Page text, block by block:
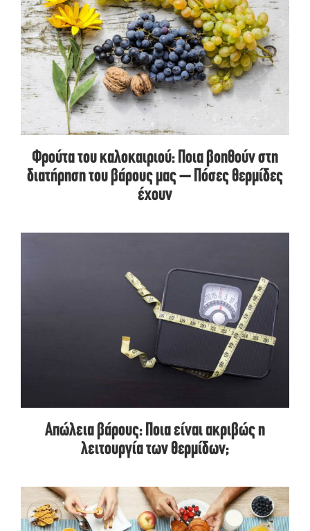
Φρούτα του καλοκαιριού: Ποια βοηθούν στη
διατήρηση του βάρους μας – Πόσες θερμίδες
έχουν
Απώλεια βάρους: Ποια είναι ακριβώς η
λειτουργία των θερμίδων;